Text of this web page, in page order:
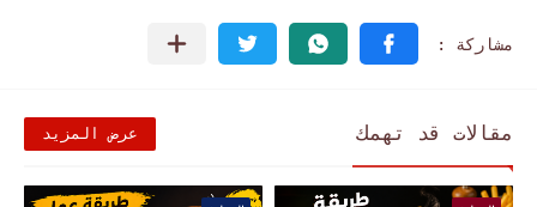
مقالات قد تهمك عرض المزيد